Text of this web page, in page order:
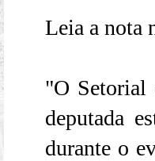
Leia a nota
"O Setorial
deputada
durante o